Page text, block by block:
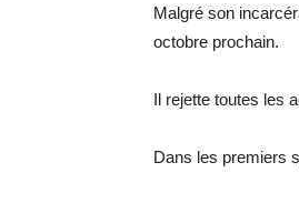
Malgré son
octobre prochain.
Il rejette toutes les
Dans les premiers